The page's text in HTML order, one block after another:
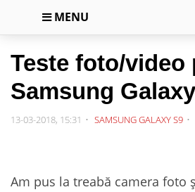
MENU
Teste foto/video
Samsung
13-03-2018, 15:31 SAMSUNG GALAXY S9
Am pus la treabă camera foto